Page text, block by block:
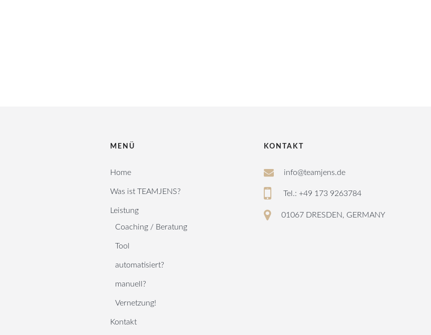
MENÜ
Home
Was ist TEAMJENS?
Leistung
Coaching / Beratung
Tool
automatisiert?
manuell?
Vernetzung!
Kontakt
KONTAKT
info@teamjens.de
Tel.: +49 173 9263784
01067 DRESDEN, GERMANY